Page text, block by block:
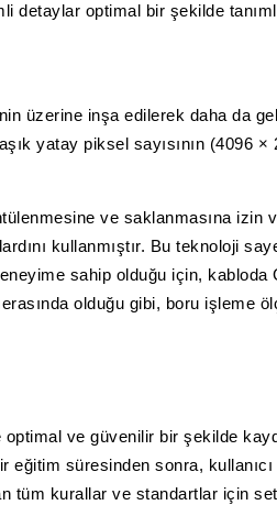
detaylar optimal bir şekilde
üzerine inşa edilerek daha da
yatay piksel sayısının (4096
ve saklanmasına izin
kullanmıştır. Bu teknoloji
sahip olduğu için,
olduğu gibi, boru işleme
ve güvenilir bir şekilde
süresinden sonra,
tüm kurallar ve standartlar için